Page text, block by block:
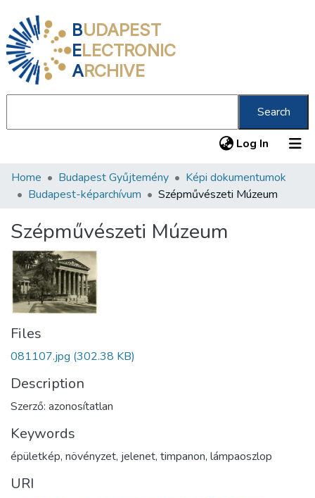
BUDAPEST
ELECTRONIC
ARCHIVE
Search
Log In (current)
Communities & Collections
Statistics
About us
Home Budapest Gyűjtemény
Képi dokumentumok
Budapest-képarchívum
Szépművészeti Múzeum
Szépművészeti Múzeum
Files
081107.jpg (302.38 KB)
Description
Szerző: azonosítatlan
Keywords
épületkép, növényzet, jelenet, timpanon, lámpaoszlop
URI